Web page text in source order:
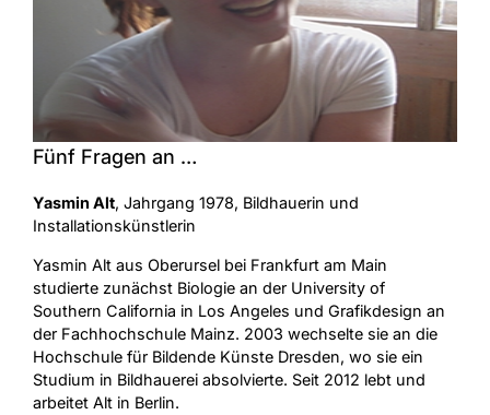
Fünf Fragen an …
Yasmin Alt, Jahrgang 1978, Bildhauerin und
Installationskünstlerin
Yasmin Alt aus Oberursel bei Frankfurt am Main
studierte zunächst Biologie an der University of
Southern California in Los Angeles und Grafikdesign an
der Fachhochschule Mainz. 2003 wechselte sie an die
Hochschule für Bildende Künste Dresden, wo sie ein
Studium in Bildhauerei absolvierte. Seit 2012 lebt und
arbeitet Alt in Berlin.